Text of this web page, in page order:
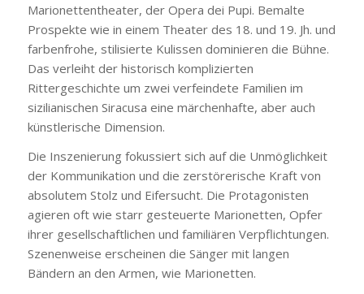
Marionettentheater, der Opera dei Pupi. Bemalte
Prospekte wie in einem Theater des 18. und 19. Jh. und
farbenfrohe, stilisierte Kulissen dominieren die Bühne.
Das verleiht der historisch komplizierten
Rittergeschichte um zwei verfeindete Familien im
sizilianischen Siracusa eine märchenhafte, aber auch
künstlerische Dimension.
Die Inszenierung fokussiert sich auf die Unmöglichkeit
der Kommunikation und die zerstörerische Kraft von
absolutem Stolz und Eifersucht. Die Protagonisten
agieren oft wie starr gesteuerte Marionetten, Opfer
ihrer gesellschaftlichen und familiären Verpflichtungen.
Szenenweise erscheinen die Sänger mit langen
Bändern an den Armen, wie Marionetten.